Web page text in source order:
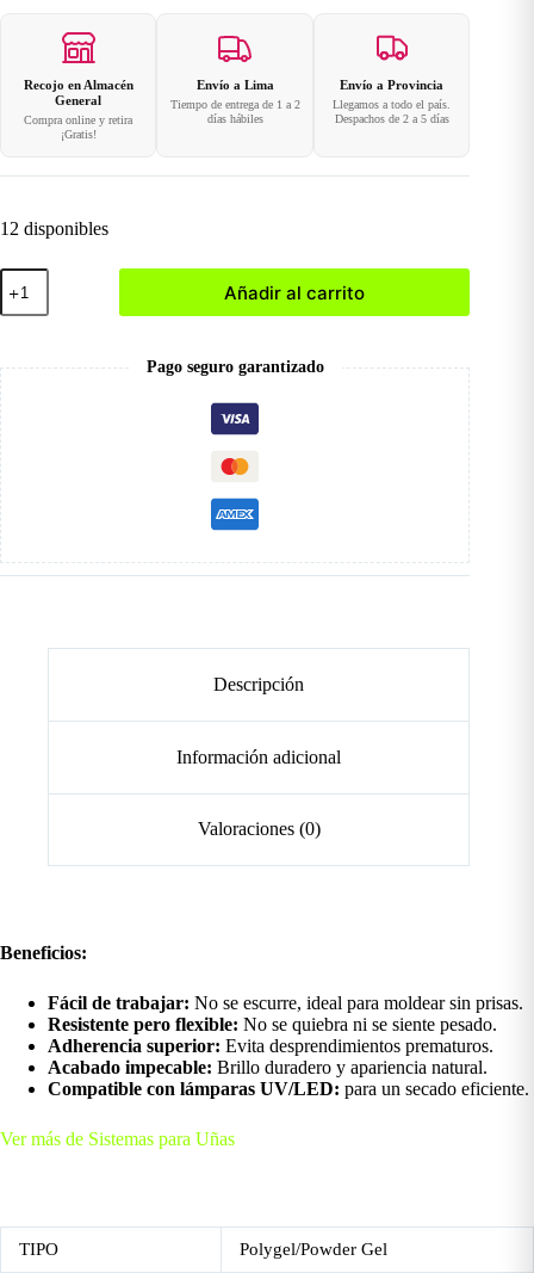
Recojo en Almacén
General
Compra online y retira
¡Gratis!
Envío a Lima
Tiempo de entrega de 1 a 2
días hábiles
Envío a Provincia
Llegamos a todo el país.
Despachos de 2 a 5 días
12 disponibles
008
Polygel
Nude
cantidad
Añadir al carrito
Pago seguro garantizado
Descripción
Información adicional
Valoraciones (0)
Beneficios:
Fácil de trabajar: No se escurre, ideal para moldear sin prisas.
Resistente pero flexible: No se quiebra ni se siente pesado.
Adherencia superior: Evita desprendimientos prematuros.
Acabado impecable: Brillo duradero y apariencia natural.
Compatible con lámparas UV/LED: para un secado eficiente.
Ver más de Sistemas para Uñas
TIPO Polygel/Powder Gel